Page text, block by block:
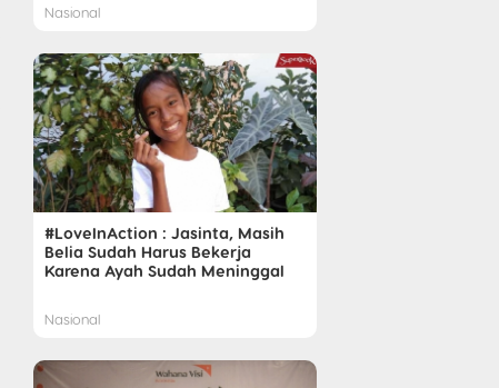
Nasional
#LoveInAction : Jasinta, Masih
Belia Sudah Harus Bekerja
Karena Ayah Sudah Meninggal
Nasional